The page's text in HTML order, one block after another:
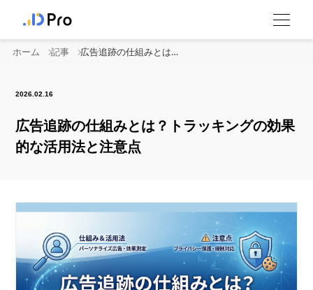
ホーム 記事 広告追跡の仕組みとは？トラッキングの効果的な活用法と注意点
2026.02.16
広告追跡の仕組みとは？トラッキングの効果
的な活用法と注意点